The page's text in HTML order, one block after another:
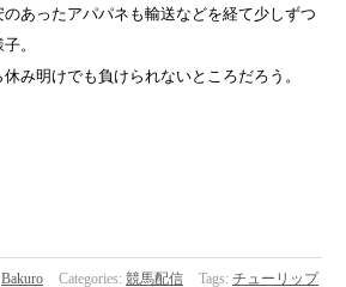
あったアパパネも輸送などを経て少しずつ
。
み明けでも負けられないところだろう。
Bakuro Categories: 競馬配信 Tags: チューリップ